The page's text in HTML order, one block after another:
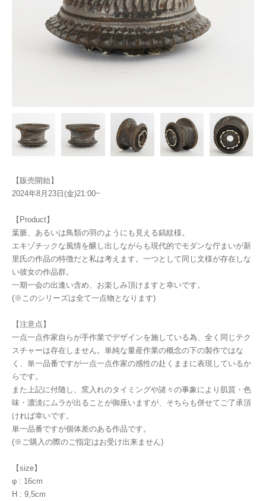
【販売開始】
2024年8月23日(金)21:00~
【Product】
葉脈、あるいは鳥類の羽のようにも見える鎬紋様。
エキゾチックな風情を醸し出しながらも現代的でモダンな佇まいが新
里氏の作品の特徴だと私は考えます。一つとして同じ文様が存在しな
い彼女の作品群。
一期一会の出逢い含め、お楽しみ頂けますと幸いです。
(※このシリーズは全て一点物となります)
【注意点】
一点一点作家自らが手作業でデザインを施している為、全く同じテク
スチャーは存在しません。単純な量産作業の概念の下の製作ではな
く、単一品番ですが一点一点作家の感性の赴くままに表現しているか
らです。
また上記に付随し、窯入れのタイミングや諸々の事象により肌質・色
味・濃淡にムラが出ることが御座いますが、そちらも併せてご了承頂
ければ幸いです。
単一品番ですが個体差のある作品です。
(※ご購入の際のご指定はお受け出来ません)
【size】
φ : 16cm
H : 9,5cm